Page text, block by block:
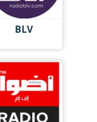
BLV